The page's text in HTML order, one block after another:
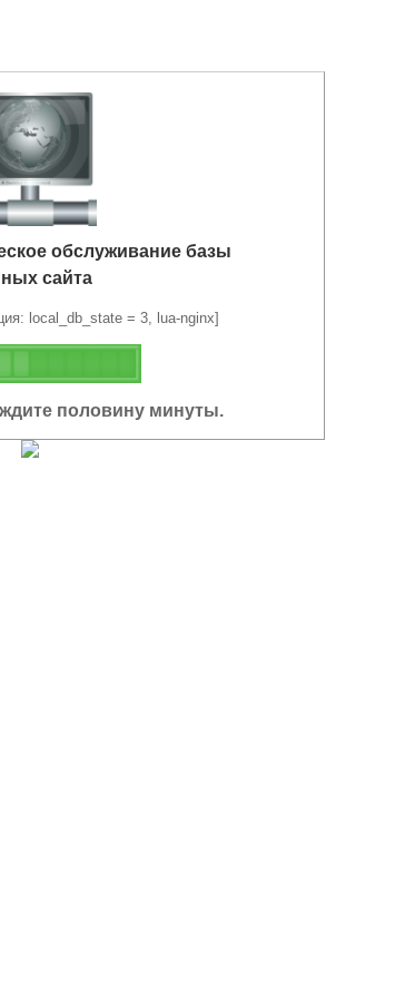
обслуживание базы
сайта
local_db_state = 3, lua-nginx]
половину минуты.